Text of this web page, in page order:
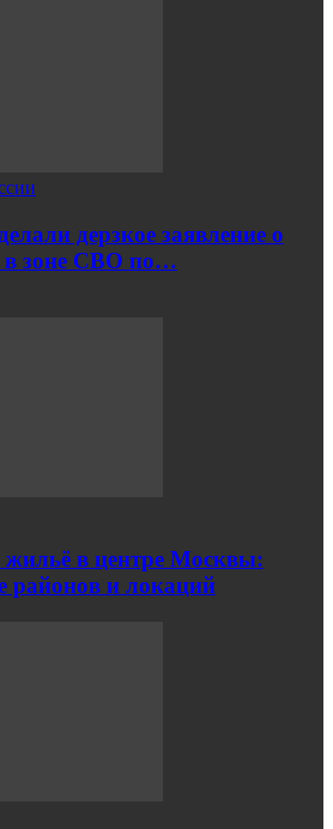
дерзкое заявление о
в зоне СВО по…
жильё в центре Москвы:
районов и локаций